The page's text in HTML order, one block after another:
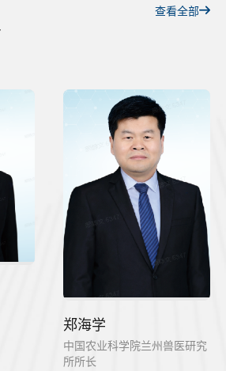
查看全部
郑海学
中国农业科学院兰州兽医研究
所所长